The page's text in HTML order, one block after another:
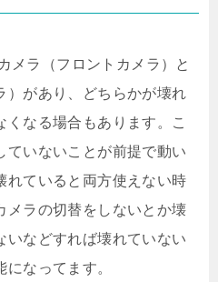
メラ（フロントカメラ）と
）があり、どちらかが壊れ
なる場合もあります。こ
ていないことが前提で動い
れていると両方使えない時
メラの切替をしないとか壊
いなどすれば壊れていない
なってます。